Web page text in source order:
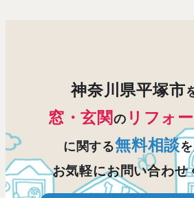
神奈川県平塚市
窓・玄関の リフォ
に関する無料相談
お気軽にお問い合わせ